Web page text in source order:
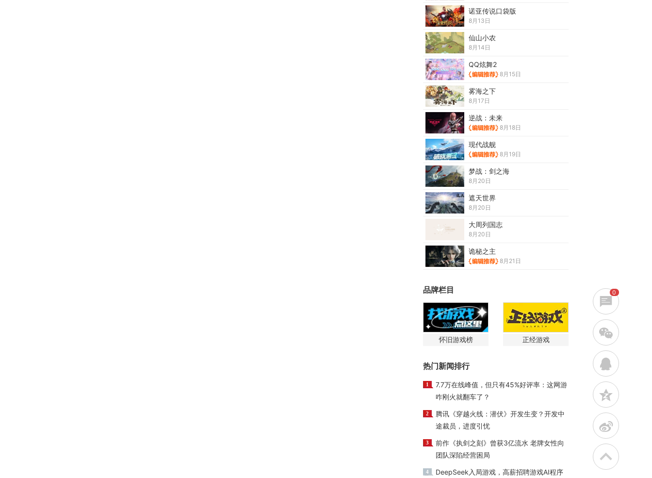
诺亚传说口袋版
8月13日
仙山小农
8月14日
QQ炫舞2
8月15日
雾海之下
8月17日
逆战：未来
8月18日
现代战舰
8月19日
梦战：剑之海
8月20日
遮天世界
8月20日
大周列国志
8月20日
诡秘之主
8月21日
品牌栏目
怀旧游戏榜 正经游戏
热门新闻排行
1
7.7万在线峰值，但只有45%好评率：这网游
咋刚火就翻车了？
2
腾讯《穿越火线：潜伏》开发生变？开发中
途裁员，进度引忧
3
前作《执剑之刻》曾获3亿流水 老牌女性向
团队深陷经营困局
4
DeepSeek入局游戏，高薪招聘游戏AI程序
0
w
q
z
t